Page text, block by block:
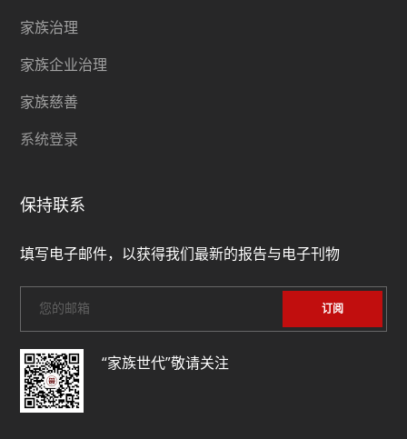
家族治理
家族企业治理
家族慈善
系统登录
保持联系
填写电子邮件，以获得我们最新的报告与电子刊物
“家族世代”敬请关注